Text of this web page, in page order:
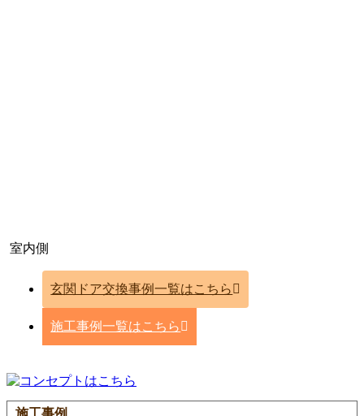
室内側
玄関ドア交換事例一覧はこちら
施工事例一覧はこちら